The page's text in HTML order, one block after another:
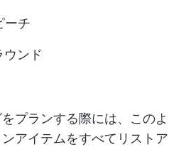
ーチ
ウンド
プランする際には、このよ
アイテムをすべてリストア